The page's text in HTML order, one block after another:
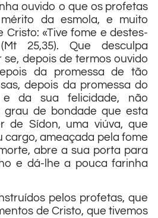
ouvido o que os profetas
da esmola, e muito
Cristo: «Tive fome e destes-
25,35). Que desculpa
se, depois de termos ouvido
da promessa de tão
depois da promessa do
da sua felicidade, não
grau de bondade que esta
de Sídon, uma viúva, que
cargo, ameaçada pela fome
abre a sua porta para
e dá-lhe a pouca farinha
pelos profetas, que
de Cristo, que tivemos